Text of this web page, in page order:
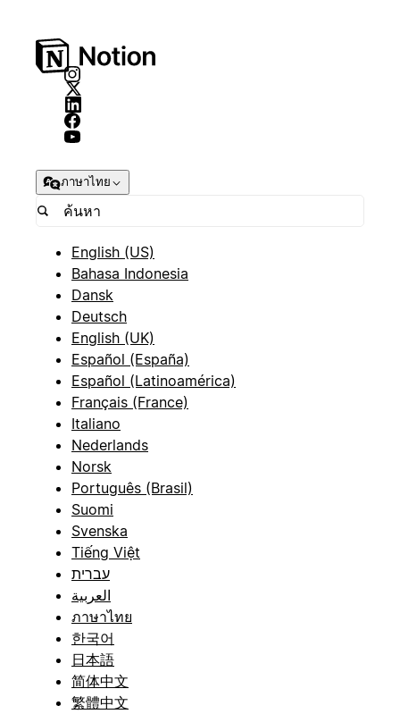
ภาษาไทย
English (US)
Bahasa Indonesia
Dansk
Deutsch
English (UK)
Español (España)
Español (Latinoamérica)
Français (France)
Italiano
Nederlands
Norsk
Português (Brasil)
Suomi
Svenska
Tiếng Việt
עברית
العربية
ภาษาไทย
한국어
日本語
简体中文
繁體中文